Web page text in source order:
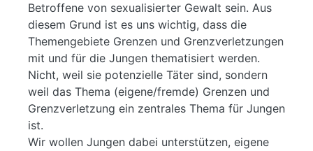
Betroffene von sexualisierter Gewalt sein. Aus
diesem Grund ist es uns wichtig, dass die
Themengebiete Grenzen und Grenzverletzungen
mit und für die Jungen thematisiert werden.
Nicht, weil sie potenzielle Täter sind, sondern
weil das Thema (eigene/fremde) Grenzen und
Grenzverletzung ein zentrales Thema für Jungen
ist.
Wir wollen Jungen dabei unterstützen, eigene